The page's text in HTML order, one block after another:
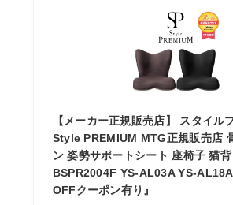
【メーカー正規販売店】 スタイル
Style PREMIUM MTG正規販売店
ン 姿勢サポートシート 座椅子 猫
BSPR2004F YS-AL03A YS-
OFFクーポン有り』